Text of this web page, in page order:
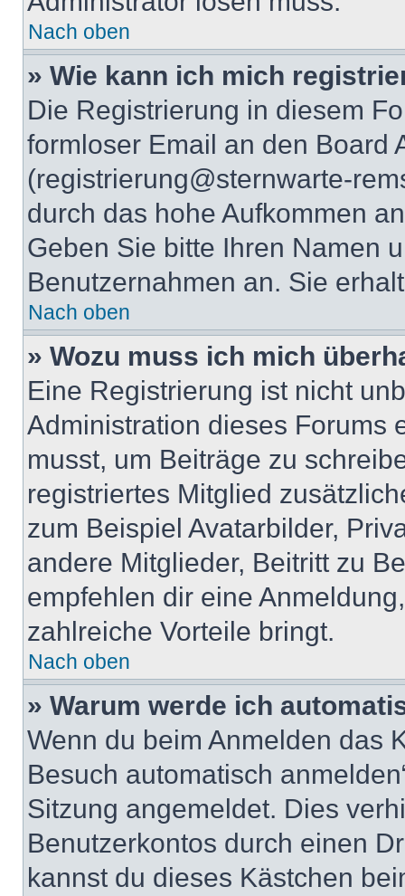
Nach oben
» Wie kann ich mich
Die Registrierung in diesem
formloser Email an den Board
(registrierung@sternwarte-
durch das hohe Aufkommen
Geben Sie bitte Ihren Namen
Benutzernahmen an. Sie
Nach oben
» Wozu muss ich mich
Eine Registrierung ist nicht
Administration dieses Forums
musst, um Beiträge zu
registriertes Mitglied
zum Beispiel Avatarbilder,
andere Mitglieder, Beitritt zu
empfehlen dir eine
zahlreiche Vorteile bringt.
Nach oben
» Warum werde ich
Wenn du beim Anmelden das
Besuch automatisch
Sitzung angemeldet. Dies
Benutzerkontos durch einen
kannst du dieses Kästchen